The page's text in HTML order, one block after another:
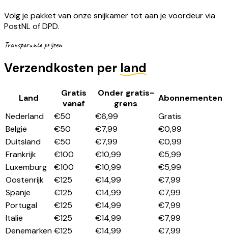
Volg je pakket van onze snijkamer tot aan je voordeur via
PostNL of DPD.
Transparante prijzen
Verzendkosten per land
Land
Gratis
vanaf
Onder gratis-
grens
Abonnementen
Nederland
€50 €6,99
Gratis
België
€50 €7,99
€0,99
Duitsland
€50 €7,99
€0,99
Frankrijk
€100 €10,99
€5,99
Luxemburg
€100 €10,99
€5,99
Oostenrijk
€125 €14,99
€7,99
Spanje
€125 €14,99
€7,99
Portugal
€125 €14,99
€7,99
Italië
€125 €14,99
€7,99
Denemarken€125 €14,99
€7,99